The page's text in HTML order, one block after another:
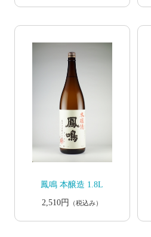
鳳鳴 本醸造 1.8L
2,510円
（税込み）